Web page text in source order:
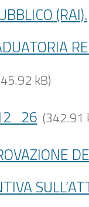
(RAI).
kB)
(342.91